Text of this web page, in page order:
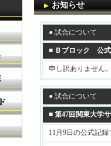
お知らせ
● 試合について
■ Ｂブロック 公
申し訳ありません
● 試合について
■ 第47回関東大学
11月9日の公式記録